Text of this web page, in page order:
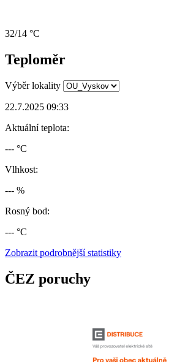
32/14 °C
Teploměr
Výběr lokality
22.7.2025 09:33
Aktuální teplota:
--- °C
Vlhkost:
--- %
Rosný bod:
--- °C
Zobrazit podrobnější statistiky
ČEZ poruchy